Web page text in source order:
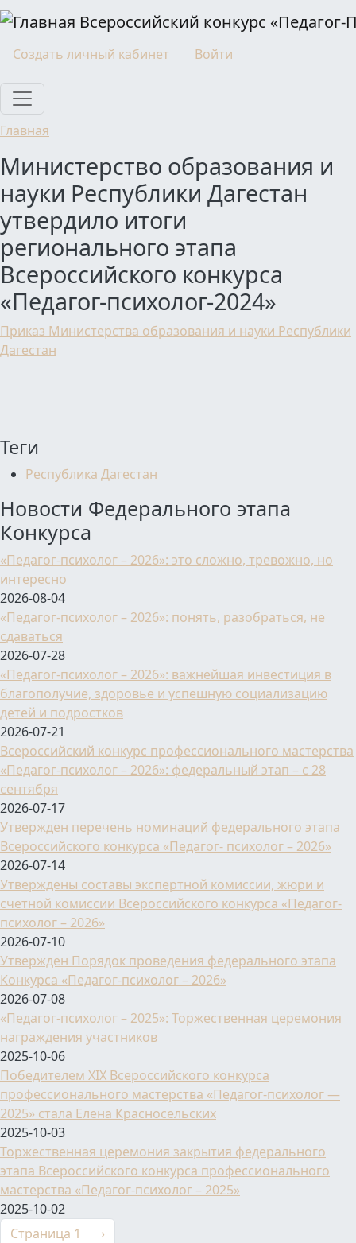
Перейти к основному содержанию
Всероссийский конкурс «Педагог-
Моя учетная запись
Создать личный кабинет Войти
Главная
Министерство образования и
науки Республики Дагестан
утвердило итоги
регионального этапа
Всероссийского конкурса
«Педагог-психолог-2024»
Приказ Министерства образования и науки Республики
Дагестан
Теги
Республика Дагестан
Новости Федерального этапа
Конкурса
«Педагог-психолог – 2026»: это сложно, тревожно, но
интересно
2026-08-04
«Педагог-психолог – 2026»: понять, разобраться, не
сдаваться
2026-07-28
«Педагог-психолог – 2026»: важнейшая инвестиция в
благополучие, здоровье и успешную социализацию
детей и подростков
2026-07-21
Всероссийский конкурс профессионального мастерства
«Педагог-психолог – 2026»: федеральный этап – с 28
сентября
2026-07-17
Утвержден перечень номинаций федерального этапа
Всероссийского конкурса «Педагог- психолог – 2026»
2026-07-14
Утверждены составы экспертной комиссии, жюри и
счетной комиссии Всероссийского конкурса «Педагог-
психолог – 2026»
2026-07-10
Утвержден Порядок проведения федерального этапа
Конкурса «Педагог-психолог – 2026»
2026-07-08
«Педагог-психолог – 2025»: Торжественная церемония
награждения участников
2025-10-06
Победителем XIX Всероссийского конкурса
профессионального мастерства «Педагог-психолог —
2025» стала Елена Красносельских
2025-10-03
Торжественная церемония закрытия федерального
этапа Всероссийского конкурса профессионального
мастерства «Педагог-психолог – 2025»
2025-10-02
Нумерация страниц
Страница 1 Следующая страница
›